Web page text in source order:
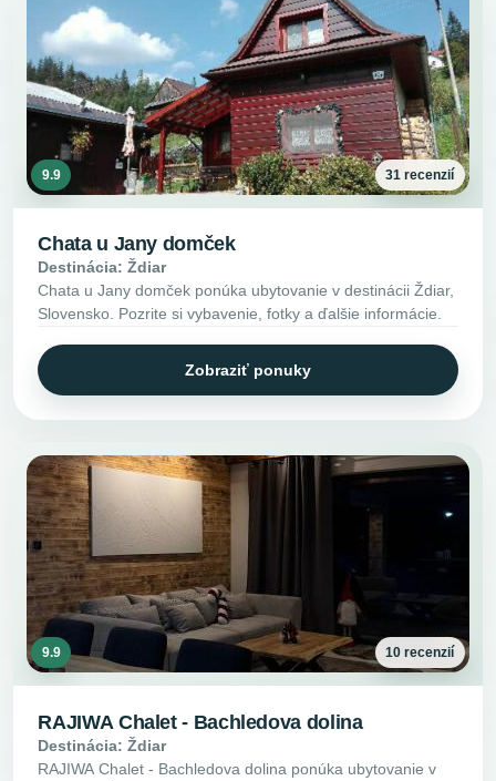
9.9 31 recenzií
Chata u Jany domček
Destinácia: Ždiar
Chata u Jany domček ponúka ubytovanie v destinácii Ždiar,
Slovensko. Pozrite si vybavenie, fotky a ďalšie informácie.
Zobraziť ponuky
9.9 10 recenzií
RAJIWA Chalet - Bachledova dolina
Destinácia: Ždiar
RAJIWA Chalet - Bachledova dolina ponúka ubytovanie v